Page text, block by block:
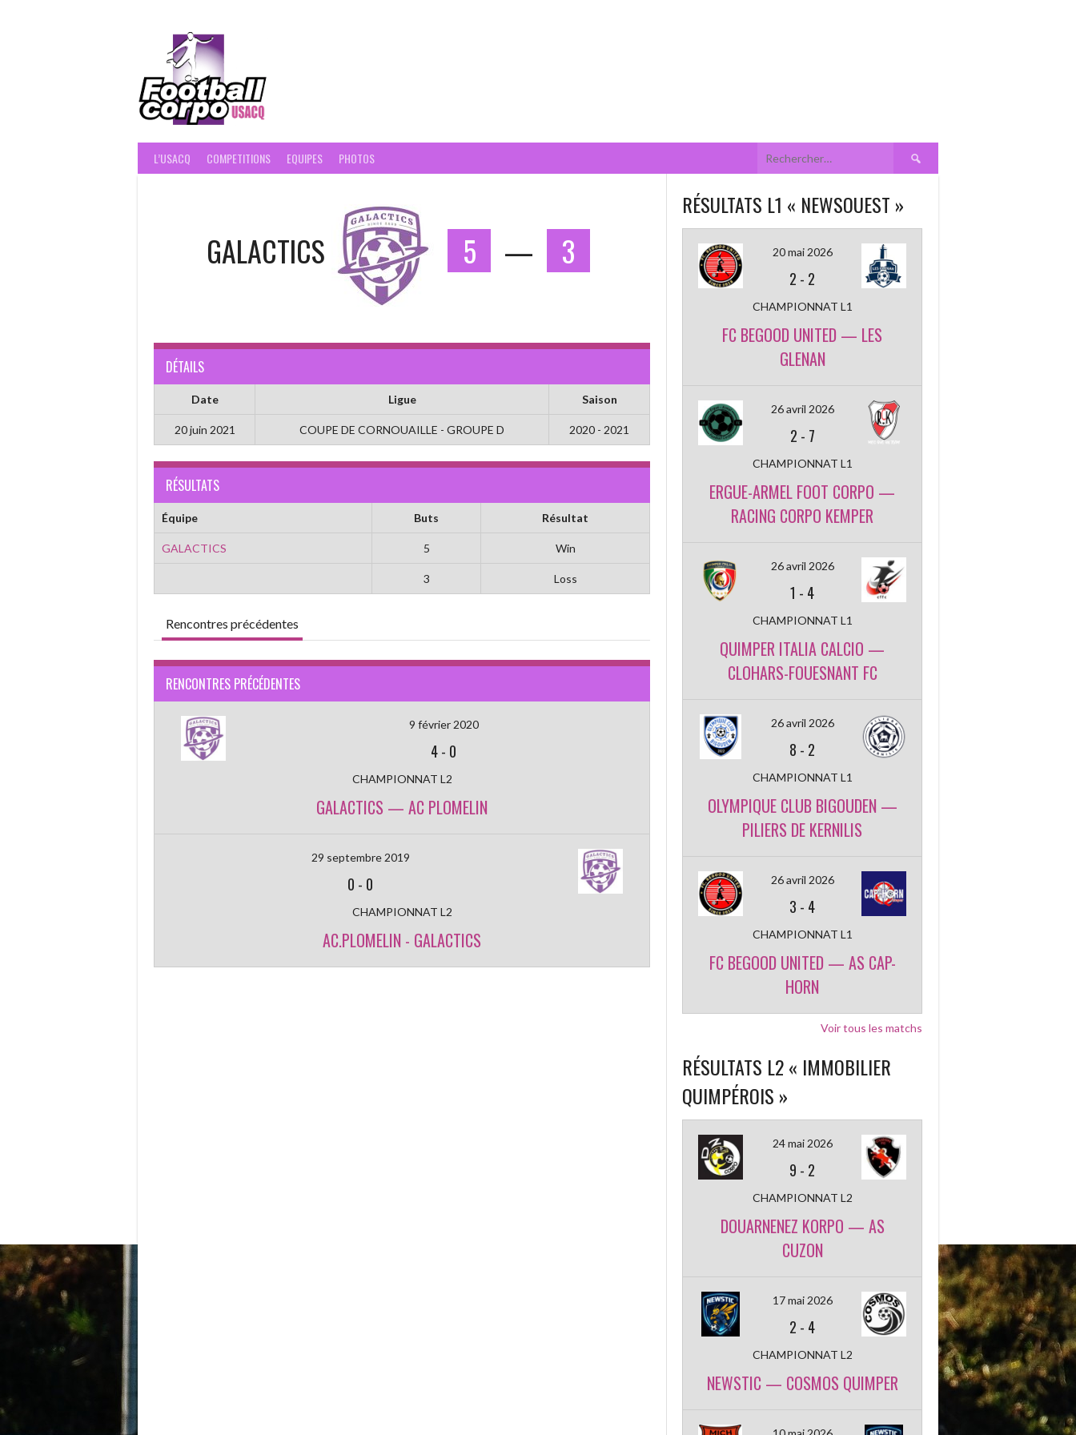
L’USACQ COMPETITIONS EQUIPES PHOTOS Rechercher :
GALACTICS 5 — 3
DÉTAILS
Date Ligue Saison
20 juin 2021 COUPE DE CORNOUAILLE - GROUPE D 2020 - 2021
RÉSULTATS
Équipe Buts Résultat
GALACTICS 5 Win
3 Loss
Rencontres précédentes
RENCONTRES PRÉCÉDENTES
9 février 2020
4- 0
CHAMPIONNAT L2
GALACTICS — AC PLOMELIN
29 septembre 2019
0 - 0
CHAMPIONNAT L2
AC.PLOMELIN - GALACTICS
RÉSULTATS L1 « NEWSOUEST »
20 mai 2026
2 - 2
CHAMPIONNAT L1
FC BEGOOD UNITED — LES
GLENAN
26 avril 2026
2 - 7
CHAMPIONNAT L1
ERGUE-ARMEL FOOT CORPO —
RACING CORPO KEMPER
26 avril 2026
1 - 4
CHAMPIONNAT L1
QUIMPER ITALIA CALCIO —
CLOHARS-FOUESNANT FC
26 avril 2026
8 - 2
CHAMPIONNAT L1
OLYMPIQUE CLUB BIGOUDEN —
PILIERS DE KERNILIS
26 avril 2026
3 - 4
CHAMPIONNAT L1
FC BEGOOD UNITED — AS CAP-
HORN
Voir tous les matchs
RÉSULTATS L2 « IMMOBILIER
QUIMPÉROIS »
24 mai 2026
9 - 2
CHAMPIONNAT L2
DOUARNENEZ KORPO — AS
CUZON
17 mai 2026
2 - 4
CHAMPIONNAT L2
NEWSTIC — COSMOS QUIMPER